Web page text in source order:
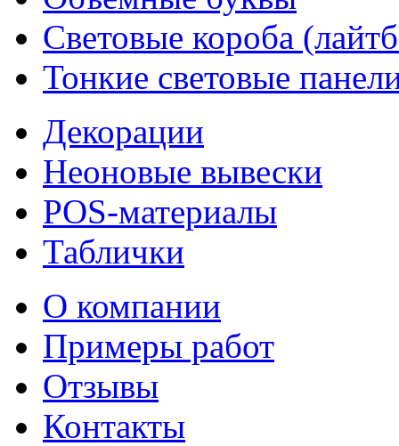
Световые короба
Тонкие световые
Декорации
Неоновые вывески
POS-материалы
Таблички
О компании
Примеры работ
Отзывы
Контакты